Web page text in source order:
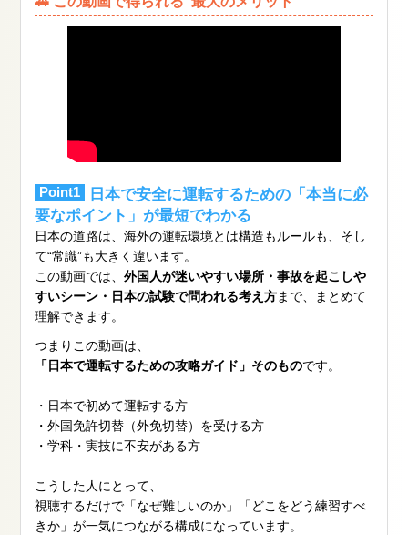
Point1
日本で安全に運転するための「本当に必
要なポイント」が最短でわかる
日本の道路は、海外の運転環境とは構造もルールも、そし
て“常識”も大きく違います。
この動画では、外国人が迷いやすい場所・事故を起こしや
すいシーン・日本の試験で問われる考え方まで、まとめて
理解できます。
つまりこの動画は、
「日本で運転するための攻略ガイド」そのものです。
・日本で初めて運転する方
・外国免許切替（外免切替）を受ける方
・学科・実技に不安がある方
こうした人にとって、
視聴するだけで「なぜ難しいのか」「どこをどう練習すべ
きか」が一気につながる構成になっています。